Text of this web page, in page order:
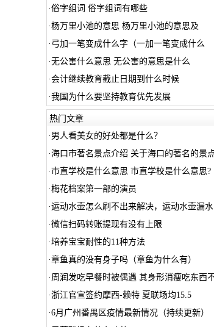
·俗字组词 俗字组词有哪些
·杨万里小池的意思 杨万里小池的意思及
· 弓加一笔变成什么字（一加一笔变成什么
·无公害什么意思 无公害的意思是什么
·会计继续教育截止日期到什么时候
·我国为什么要坚持教育优先发展
热门文章
· 男人看美女的好处都是什么？
·海口市著名景点介绍 关于海口的著名的景
·市直学校是什么意思 市直学校是什么意思?
·梅花档案第一部的演员
·运动水壶怎么刷不出来解决，运动水壶漏
·微信扫码转账提现有没有上限
·培养宝宝耐性的11种方法
·章鱼真的没有身子吗（章鱼为什么有）
· 周润发吃早餐时被偶遇 其身形消瘦吃东西
·浙江官宣签约摩西-赖特 夏联场均15.5
·6月广州番禺区疫情最新情况（持续更新）